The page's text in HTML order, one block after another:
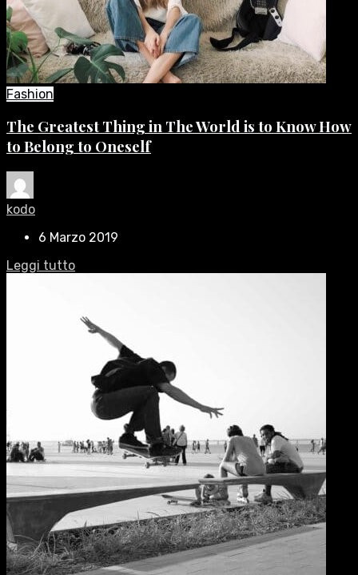
Fashion
The Greatest Thing in The World is to Know How
to Belong to Oneself
kodo
6 Marzo 2019
Leggi tutto